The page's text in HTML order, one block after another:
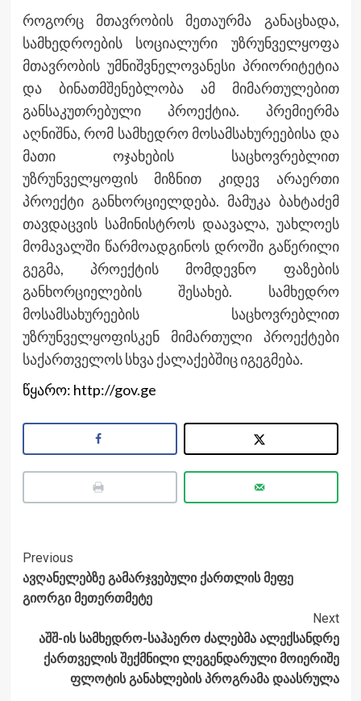
როგორც მთავრობის მეთაურმა განაცხადა,
სამხედროების სოციალური უზრუნველყოფა
მთავრობის უმნიშვნელოვანესი პრიორიტეტია
და ბინათმშენებლობა ამ მიმართულებით
განსაკუთრებული პროექტია. პრემიერმა
აღნიშნა, რომ სამხედრო მოსამსახურეებისა და
მათი ოჯახების საცხოვრებლით
უზრუნველყოფის მიზნით კიდევ არაერთი
პროექტი განხორციელდება. მამუკა ბახტაძემ
თავდაცვის სამინისტროს დაავალა, უახლოეს
მომავალში წარმოადგინოს დროში გაწერილი
გეგმა, პროექტის მომდევნო ფაზების
განხორციელების შესახებ. სამხედრო
მოსამსახურეების საცხოვრებლით
უზრუნველყოფისკენ მიმართული პროექტები
საქართველოს სხვა ქალაქებშიც იგეგმება.
წყარო: http://gov.ge
Post
Navigation
Previous
ავღანელებზე გამარჯვებული ქართლის მეფე
გიორგი მეთერთმეტე
Next
აშშ-ის სამხედრო-საჰაერო ძალებმა ალექსანდრე
ქართველის შექმნილი ლეგენდარული მოიერიშე
ფლოტის განახლების პროგრამა დაასრულა